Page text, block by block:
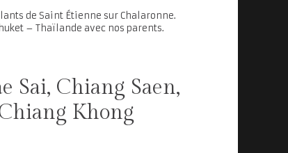
de Saint Étienne sur Chalaronne.
– Thaïlande avec nos parents.
Sai, Chiang Saen,
Khong